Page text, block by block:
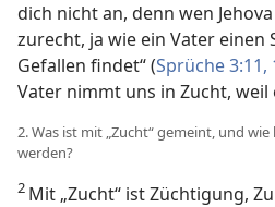
dich nicht an, denn wen
zurecht, ja wie ein Vater einen
Gefallen findet“ (Sprüche 3:11,
Vater nimmt uns in Zucht, weil
2. Was ist mit „Zucht“ gemeint, und
werden?
2 Mit „Zucht“ ist Züchtigung,